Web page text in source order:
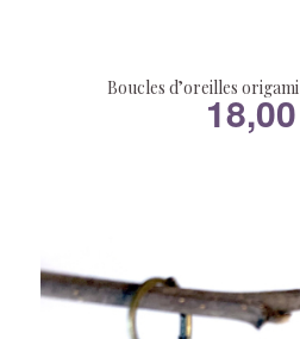
Boucles d’oreilles